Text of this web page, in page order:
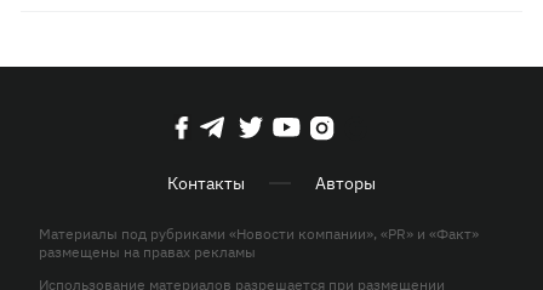
Контакты Авторы
Материалы под рубриками «Новости компании», «PR» и «Факт»
размещены на правах рекламы
Использование материалов разрешается при размещении